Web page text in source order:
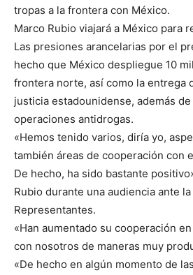
tropas a la frontera con México.
Marco Rubio viajará a México para
Las presiones arancelarias por el
hecho que México despliegue 10
frontera norte, así como la entrega
justicia estadounidense, además
operaciones antidrogas.
«Hemos tenido varios, diría yo,
también áreas de cooperación con
De hecho, ha sido bastante
Rubio durante una audiencia ante la
Representantes.
«Han aumentado su cooperación
con nosotros de maneras muy
«De hecho en algún momento de